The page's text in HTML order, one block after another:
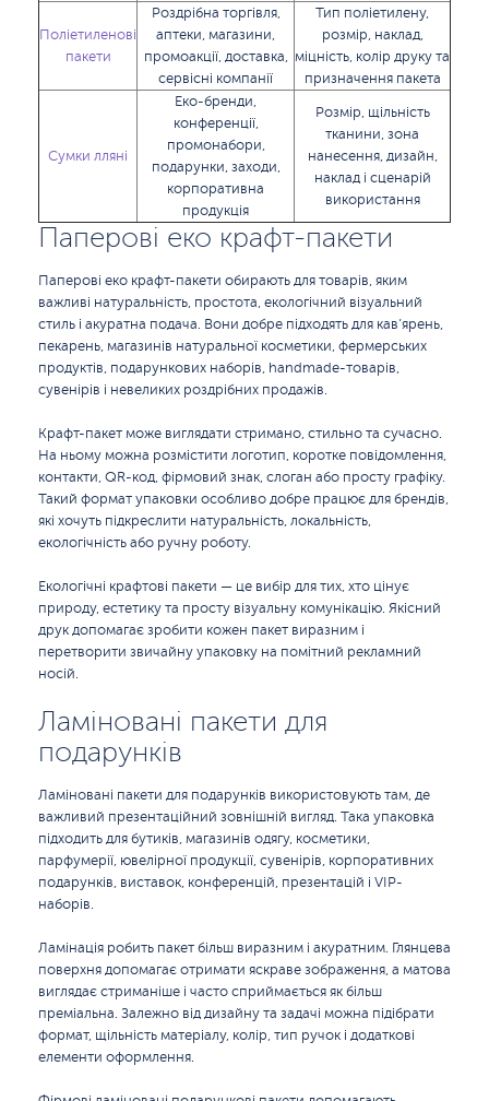
Поліетиленові
пакети
Роздрібна торгівля,
аптеки, магазини,
промоакції, доставка,
сервісні компанії
Тип поліетилену,
розмір, наклад,
міцність, колір друку та
призначення пакета
Сумки лляні
Еко-бренди,
конференції,
промонабори,
подарунки, заходи,
корпоративна
продукція
Розмір, щільність
тканини, зона
нанесення, дизайн,
наклад і сценарій
використання
Паперові еко крафт-пакети
Паперові еко крафт-пакети обирають для товарів, яким
важливі натуральність, простота, екологічний візуальний
стиль і акуратна подача. Вони добре підходять для кав’ярень,
пекарень, магазинів натуральної косметики, фермерських
продуктів, подарункових наборів, handmade-товарів,
сувенірів і невеликих роздрібних продажів.
Крафт-пакет може виглядати стримано, стильно та сучасно.
На ньому можна розмістити логотип, коротке повідомлення,
контакти, QR-код, фірмовий знак, слоган або просту графіку.
Такий формат упаковки особливо добре працює для брендів,
які хочуть підкреслити натуральність, локальність,
екологічність або ручну роботу.
Екологічні крафтові пакети — це вибір для тих, хто цінує
природу, естетику та просту візуальну комунікацію. Якісний
друк допомагає зробити кожен пакет виразним і
перетворити звичайну упаковку на помітний рекламний
носій.
Ламіновані пакети для
подарунків
Ламіновані пакети для подарунків використовують там, де
важливий презентаційний зовнішній вигляд. Така упаковка
підходить для бутиків, магазинів одягу, косметики,
парфумерії, ювелірної продукції, сувенірів, корпоративних
подарунків, виставок, конференцій, презентацій і VIP-
наборів.
Ламінація робить пакет більш виразним і акуратним. Глянцева
поверхня допомагає отримати яскраве зображення, а матова
виглядає стриманіше і часто сприймається як більш
преміальна. Залежно від дизайну та задачі можна підібрати
формат, щільність матеріалу, колір, тип ручок і додаткові
елементи оформлення.